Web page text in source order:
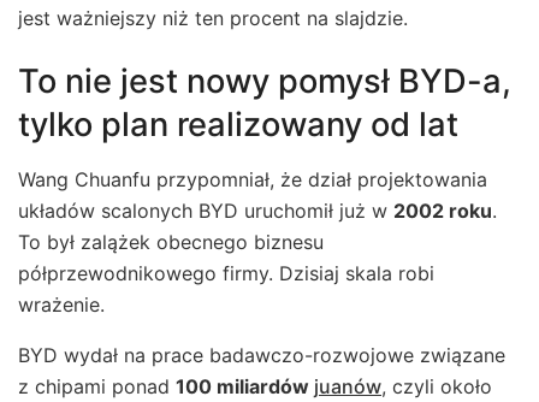
jest ważniejszy niż ten procent na slajdzie.
To nie jest nowy pomysł BYD-a,
tylko plan realizowany od lat
Wang Chuanfu przypomniał, że dział projektowania
układów scalonych BYD uruchomił już w 2002 roku.
To był zalążek obecnego biznesu
półprzewodnikowego firmy. Dzisiaj skala robi
wrażenie.
BYD wydał na prace badawczo-rozwojowe związane
z chipami ponad 100 miliardów juanów, czyli około